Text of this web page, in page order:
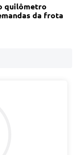
quilômetro
da frota